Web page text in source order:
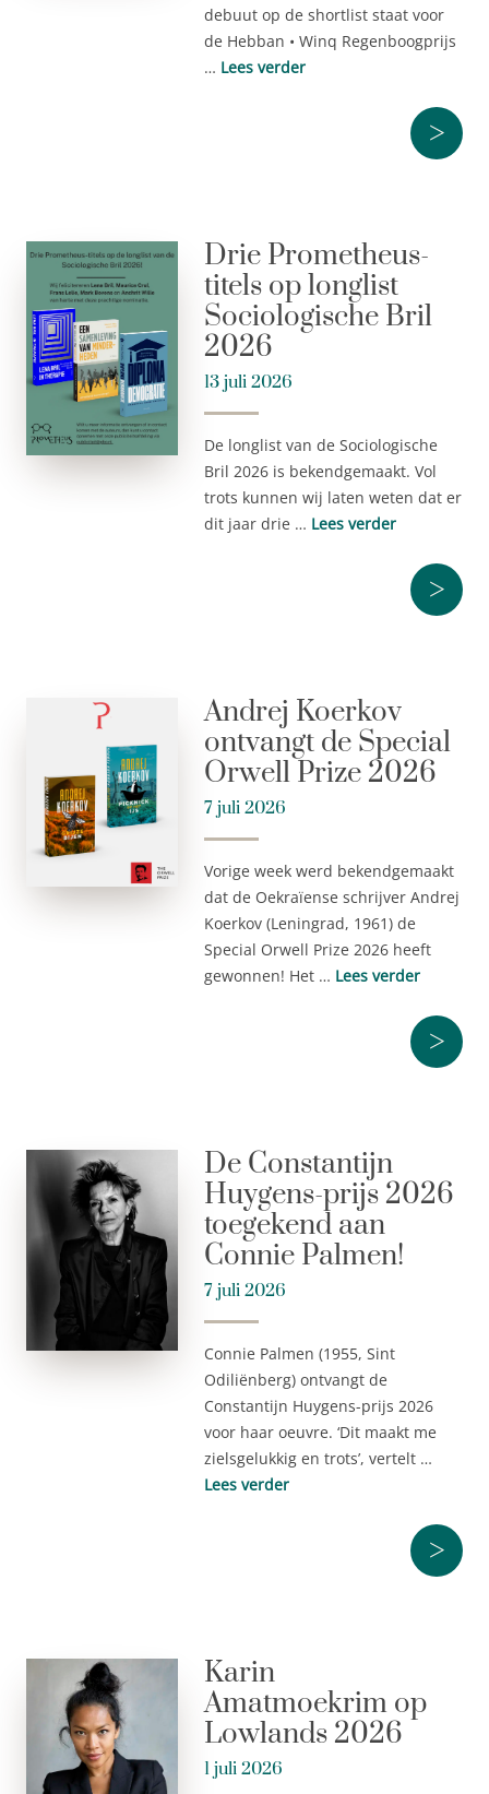
debuut op de shortlist staat voor
de Hebban • Winq Regenboogprijs
… Lees verder
>
Drie Prometheus-
titels op longlist
Sociologische Bril
2026
13 juli 2026
De longlist van de Sociologische
Bril 2026 is bekendgemaakt. Vol
trots kunnen wij laten weten dat er
dit jaar drie … Lees verder
>
Andrej Koerkov
ontvangt de Special
Orwell Prize 2026
7 juli 2026
Vorige week werd bekendgemaakt
dat de Oekraïense schrijver Andrej
Koerkov (Leningrad, 1961) de
Special Orwell Prize 2026 heeft
gewonnen! Het … Lees verder
>
De Constantijn
Huygens-prijs 2026
toegekend aan
Connie Palmen!
7 juli 2026
Connie Palmen (1955, Sint
Odiliënberg) ontvangt de
Constantijn Huygens-prijs 2026
voor haar oeuvre. ‘Dit maakt me
zielsgelukkig en trots’, vertelt …
Lees verder
>
Karin
Amatmoekrim op
Lowlands 2026
1 juli 2026